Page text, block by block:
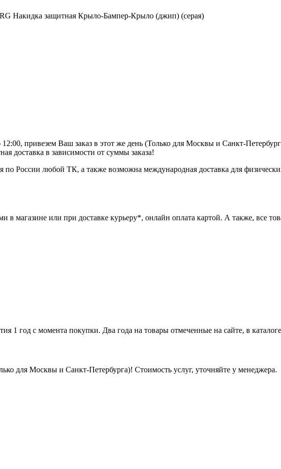
привезем Ваш заказ в этот же день (Только для Москвы и Санкт-
доставка в зависимости от суммы заказа!
по России любой ТК, а также возможна международная доставка для
в магазине или при доставке курьеру*, онлайн оплата картой. А также, все
1 год с момента покупки. Два года на товары отмеченные на сайте, в
для Москвы и Санкт-Петербурга)! Стоимость услуг, уточняйте у менеджера.